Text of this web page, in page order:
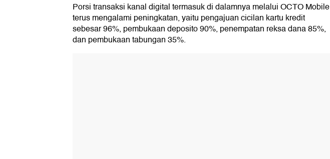
Porsi transaksi kanal digital termasuk di dalamnya melalui OCTO Mobile
terus mengalami peningkatan, yaitu pengajuan cicilan kartu kredit
sebesar 96%, pembukaan deposito 90%, penempatan reksa dana 85%,
dan pembukaan tabungan 35%.